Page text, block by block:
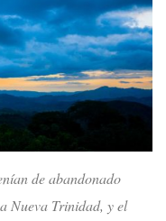
de abandonado
Nueva Trinidad, y el